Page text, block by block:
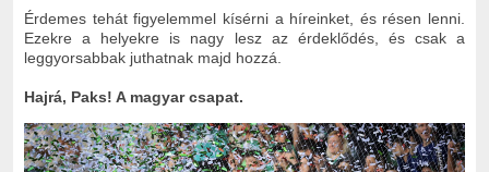
Érdemes tehát figyelemmel kísérni a híreinket, és résen lenni.
Ezekre a helyekre is nagy lesz az érdeklődés, és csak a
leggyorsabbak juthatnak majd hozzá.
Hajrá, Paks! A magyar csapat.